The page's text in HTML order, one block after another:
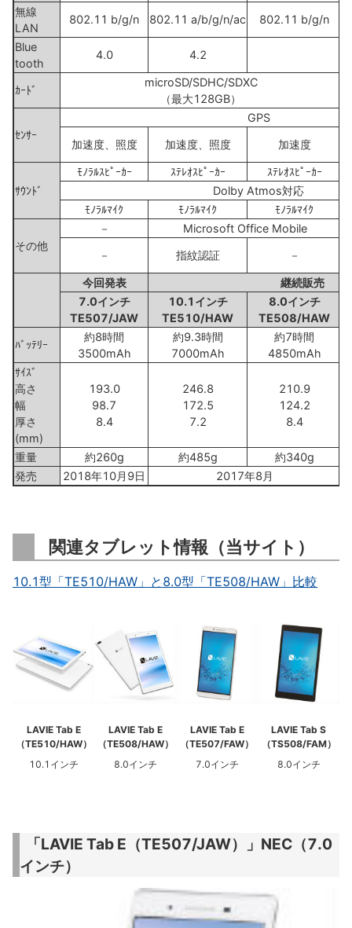
無線
LAN
802.11 b/g/n 802.11 a/b/g/n/ac 802.11 b/g/n
Blue
tooth
4.0 4.2
ｶｰﾄﾞ
microSD/SDHC/SDXC
（最大128GB）
ｾﾝｻｰ
GPS
加速度、照度
加速度、照度 加速度
ｻｳﾝﾄﾞ
ﾓﾉﾗﾙｽﾋﾟｰｶｰ ｽﾃﾚｵｽﾋﾟｰｶｰ
ｽﾃﾚｵｽﾋﾟｰｶｰ
Dolby Atmos対応
ﾓﾉﾗﾙﾏｲｸ
ﾓﾉﾗﾙﾏｲｸ ﾓﾉﾗﾙﾏｲｸ
その他
－
Microsoft Office Mobile
－
指紋認証 －
今回発表
継続販売
7.0インチ
TE507/JAW
10.1インチ
TE510/HAW
8.0インチ
TE508/HAW
ﾊﾞｯﾃﾘｰ
約8時間
3500mAh
約9.3時間
7000mAh
約7時間
4850mAh
ｻｲｽﾞ
高さ
幅
厚さ
(mm)
193.0
98.7
8.4
246.8
172.5
7.2
210.9
124.2
8.4
重量 約260g 約485g
約340g
発売
2018年10月9日 2017年8月
関連タブレット情報（当サイト）
10.1型「TE510/HAW」と8.0型「TE508/HAW」比較
LAVIE Tab E
（TE510/HAW）
10.1インチ
LAVIE Tab E
（TE508/HAW）
8.0インチ
LAVIE Tab E
（TE507/FAW）
7.0インチ
LAVIE Tab S
（TS508/FAM）
8.0インチ
「LAVIE Tab E（TE507/JAW）」NEC（7.0
インチ）